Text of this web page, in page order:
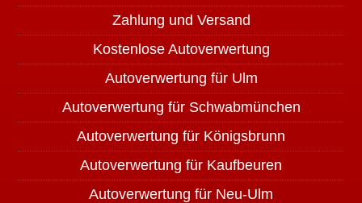
Zahlung und Versand
Kostenlose Autoverwertung
Autoverwertung für Ulm
Autoverwertung für Schwabmünchen
Autoverwertung für Königsbrunn
Autoverwertung für Kaufbeuren
Autoverwertung für Neu-Ulm